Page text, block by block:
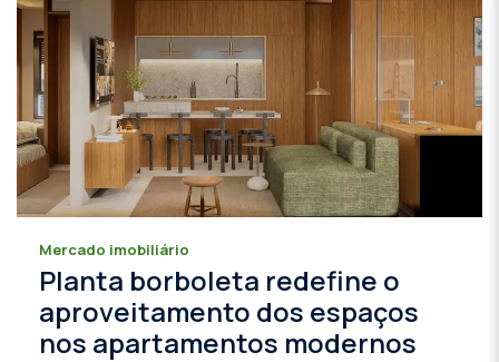
Mercado imobiliário
Planta borboleta redefine o
aproveitamento dos espaços
nos apartamentos modernos